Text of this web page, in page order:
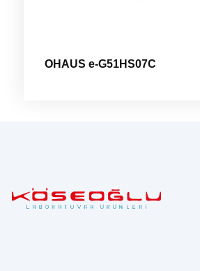
OHAUS e-G51HS07C